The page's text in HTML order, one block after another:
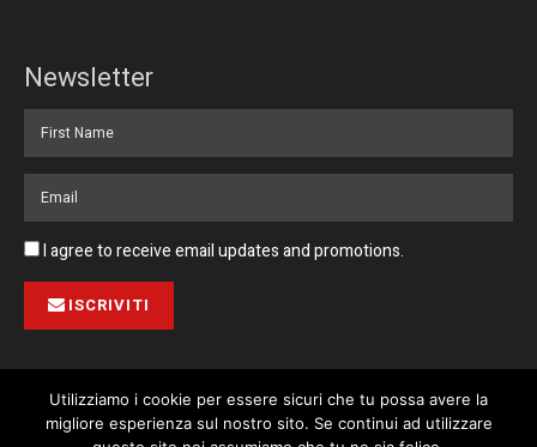
Newsletter
I agree to receive email updates and promotions.
ISCRIVITI
Pubblicità Collabora con noi Contatto Privacy Policy
Utilizziamo i cookie per essere sicuri che tu possa avere la
migliore esperienza sul nostro sito. Se continui ad utilizzare